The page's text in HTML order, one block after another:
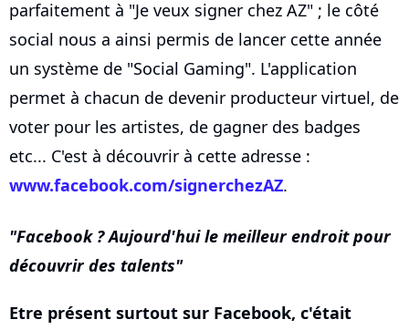
parfaitement à "Je veux signer chez AZ" ; le côté
social nous a ainsi permis de lancer cette année
un système de "Social Gaming". L'application
permet à chacun de devenir producteur virtuel, de
voter pour les artistes, de gagner des badges
etc... C'est à découvrir à cette adresse :
www.facebook.com/signerchezAZ.
Facebook ? Aujourd'hui le meilleur endroit pour
découvrir des talents
Etre présent surtout sur Facebook, c'était